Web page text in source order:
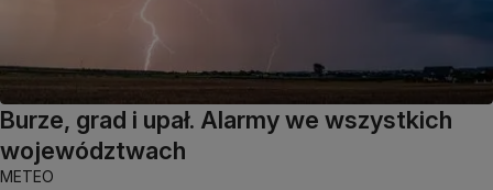
Burze, grad i upał. Alarmy we wszystkich
województwach
METEO